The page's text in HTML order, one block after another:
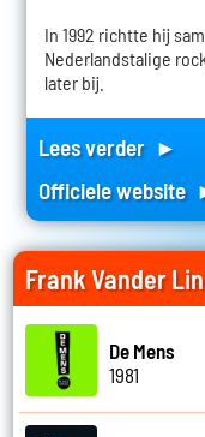
In 1992 richtte hij
Nederlandstalige
later bij.
Lees verder ►
Officiele website
Frank Vander
De Mens
1981